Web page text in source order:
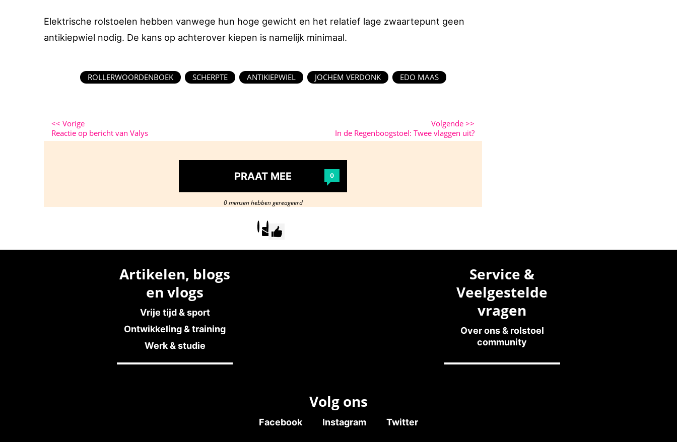
Elektrische rolstoelen hebben vanwege hun hoge gewicht en het relatief lage zwaartepunt geen
antikiepwiel nodig. De kans op achterover kiepen is namelijk minimaal.
ROLLERWOORDENBOEK SCHERPTE ANTIKIEPWIEL JOCHEM VERDONK EDO MAAS
<< Vorige
Reactie op bericht van Valys
Volgende >>
In de Regenboogstoel: Twee vlaggen uit?
PRAAT MEE 0
0 mensen hebben gereageerd
Artikelen, blogs
en vlogs
Vrije tijd & sport
Ontwikkeling & training
Werk & studie
Service &
Veelgestelde
vragen
Over ons & rolstoel
community
Volg ons
Facebook Instagram Twitter